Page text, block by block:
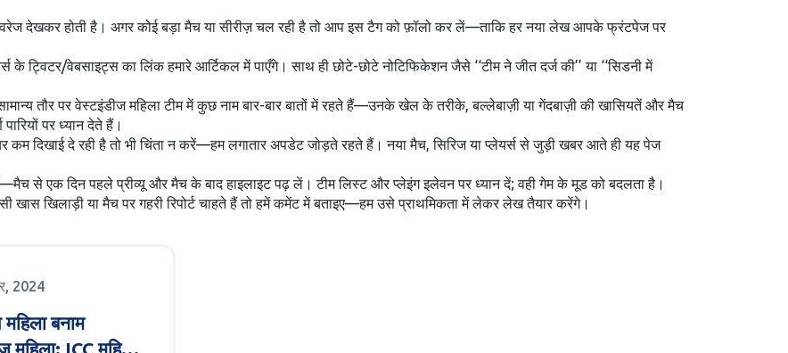
कवरेज देखकर होती है। अगर कोई बड़ा मैच या सीरीज़ चल रही है तो आप इस टैग को फ़ॉलो कर लें—ताकि हर नया लेख आपके फ्रंटपेज पर
ट्विटर/वेबसाइट्स का लिंक हमारे आर्टिकल में पाएँगे। साथ ही छोटे-छोटे नोटिफिकेशन जैसे ‘‘टीम ने जीत दर्ज की’’ या ‘‘सिडनी में
तौर पर वेस्टइंडीज महिला टीम में कुछ नाम बार-बार बातों में रहते हैं—उनके खेल के तरीके, बल्लेबाज़ी या गेंदबाज़ी की खासियतें और मैच
पर ध्यान देते हैं।
कम दिखाई दे रही है तो भी चिंता न करें—हम लगातार अपडेट जोड़ते रहते हैं। नया मैच, सिरिज या प्लेयर्स से जुड़ी खबर आते ही यह पेज
से एक दिन पहले प्रीव्यू और मैच के बाद हाइलाइट पढ़ लें। टीम लिस्ट और प्लेइंग इलेवन पर ध्यान दें; वही गेम के मूड को बदलता है।
खिलाड़ी या मैच पर गहरी रिपोर्ट चाहते हैं तो हमें कमेंट में बताइए—हम उसे प्राथमिकता में लेकर लेख तैयार करेंगे।
2024
महिला बनाम
महिला: ICC महिला